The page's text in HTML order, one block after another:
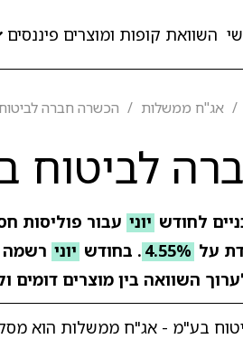
השוואת קופות ומוצרים פיננסים
אג"ח ממשלות הכשרה חברה
לביטוח
לחודש יוני עבור פוליסות
על 4.55% . בחודש יוני רשמה
השוואה בין מוצרים
בע"מ - אג"ח ממשלות הוא